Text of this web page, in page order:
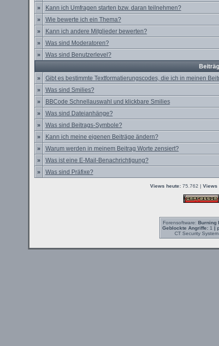
»
Kann ich Umfragen starten bzw. daran teilnehmen?
»
Wie bewerte ich ein Thema?
»
Kann ich andere Mitglieder bewerten?
»
Was sind Moderatoren?
»
Was sind Benutzerlevel?
»
Gibt es bestimmte Textformatierungscodes, die ich in meinen
»
Was sind Smilies?
»
BBCode Schnellauswahl und klickbare Smilies
»
Was sind Dateianhänge?
»
Was sind Beitrags-Symbole?
»
Kann ich meine eigenen Beiträge ändern?
»
Warum werden in meinem Beitrag Worte zensiert?
»
Was ist eine E-Mail-Benachrichtigung?
»
Was sind Präfixe?
Views heute: 75.762 | Views
Forensoftware: Burning
Geblockte Angriffe:1 |
CT Security